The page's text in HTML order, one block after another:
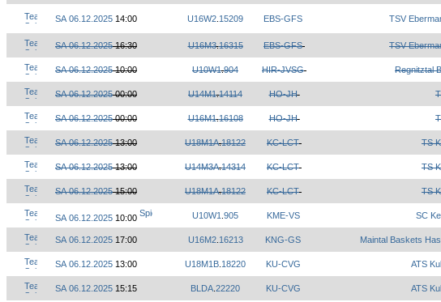
SA 06.12.2025 14:00 U16W2 15209 EBS-GFS TSV
SA 06.12.202516:30 U16M3.16315 EBS-GFS TSV
SA 06.12.202510:00 U10W1.904 HIR-JVSG Regnitztal
SA 06.12.202500:00 U14M1.14114 HO-JH
SA 06.12.202500:00 U16M1.16108 HO-JH
SA 06.12.202513:00 U18M1A.18122 KC-LCT TS
SA 06.12.202513:00 U14M3A.14314 KC-LCT TS
SA 06.12.202515:00 U18M1A.18122 KC-LCT TS
SA 06.12.2025 10:00 U10W1 905 KME-VS SC
SA 06.12.2025 17:00 U16M2. 16213 KNG-GS Maintal Baskets
SA 06.12.2025 13:00 U18M1B 18220 KU-CVG ATS
SA 06.12.2025 15:15 BLDA 22220 KU-CVG ATS